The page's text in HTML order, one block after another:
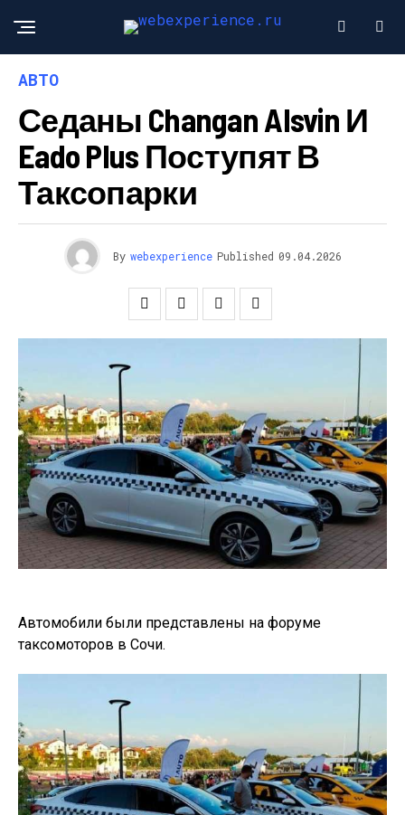
АВТО
Седаны Changan Alsvin И
Eado Plus Поступят В
Таксопарки
By webexperience Published 09.04.2026
Автомобили были представлены на форуме
таксомоторов в Сочи.